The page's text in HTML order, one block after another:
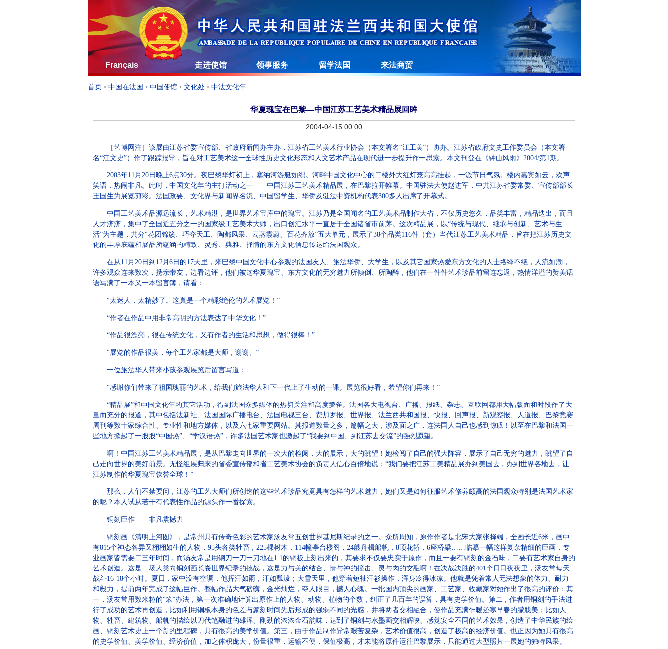
Français 走进使馆 领事服务 留学法国 来法商贸
首页 > 中国在法国 > 中国使馆> 文化处 > 中法文化年
华夏瑰宝在巴黎—中国江苏工艺美术精品展回眸
2004-04-15 00:00
［艺博网注］该展由江苏省委宣传部、省政府新闻办主办，江苏省工艺美术行业协会（本文署名“江工美”）协办。江苏省政府文史工作委员会（本文署
名“江文史”）作了跟踪报导，旨在对工艺美术这一全球性历史文化形态和人文艺术产品在现代进一步提升作一思索。本文刊登在《钟山风雨》2004/第1期。
2003年11月20日晚上6点30分。夜巴黎华灯初上，塞纳河游艇如织。河畔中国文化中心的二楼外大红灯笼高高挂起，一派节日气氛。楼内嘉宾如云，欢声
笑语，热闹非凡。此时，中国文化年的主打活动之一——中国江苏工艺美术精品展，在巴黎拉开帷幕。中国驻法大使赵进军，中共江苏省委常委、宣传部部长
王国生为展览剪彩。法国政要、文化界与新闻界名流、中国留学生、华侨及驻法中资机构代表300多人出席了开幕式。
中国工艺美术品源远流长，艺术精湛，是世界艺术宝库中的瑰宝。江苏乃是全国闻名的工艺美术品制作大省，不仅历史悠久，品类丰富，精品迭出，而且
人才济济，集中了全国近五分之一的国家级工艺美术大师，出口创汇水平一直居于全国诸省市前茅。这次精品展，以“传统与现代、继承与创新、艺术与生
活”为主题，共分“花团锦簇、巧夺天工、陶都风采、云蒸霞蔚、百花齐放”五大单元，展示了38个品类116件（套）当代江苏工艺美术精品，旨在把江苏历史文
化的丰厚底蕴和展品所蕴涵的精致、灵秀、典雅、抒情的东方文化信息传达给法国观众。
在从11月20日到12月6日的17天里，来巴黎中国文化中心参观的法国友人、旅法华侨、大学生，以及其它国家热爱东方文化的人士络绎不绝，人流如潮，
许多观众连来数次，携亲带友，边看边评，他们被这华夏瑰宝、东方文化的无穷魅力所倾倒、所陶醉，他们在一件件艺术珍品前留连忘返，热情洋溢的赞美话
语写满了一本又一本留言簿，请看：
“太迷人，太精妙了。这真是一个精彩绝伦的艺术展览！”
“作者在作品中用非常高明的方法表达了中华文化！”
“作品很漂亮，很在传统文化，又有作者的生活和思想，做得很棒！”
“展览的作品很美，每个工艺家都是大师，谢谢。”
一位旅法华人带来小孩参观展览后留言写道：
“感谢你们带来了祖国瑰丽的艺术，给我们旅法华人和下一代上了生动的一课。展览很好看，希望你们再来！”
“精品展”和中国文化年的其它活动，得到法国众多媒体的热切关注和高度赞雀。法国各大电视台、广播、报纸、杂志、互联网都用大幅版面和时段作了大
量而充分的报道，其中包括法新社、法国国际广播电台、法国电视三台、费加罗报、世界报、法兰西共和国报、快报、回声报、新观察报、人道报、巴黎竞赛
周刊等数十家综合性、专业性和地方媒体，以及六七家重要网站。其报道数量之多，篇幅之大，涉及面之广，连法国人自己也感到惊叹！以至在巴黎和法国一
些地方掀起了一股股“中国热”、“学汉语热”，许多法国艺术家也激起了“我要到中国、到江苏去交流”的强烈愿望。
啊！中国江苏工艺美术精品展，是从巴黎走向世界的一次大的检阅，大的展示，大的眺望！她检阅了自己的强大阵容，展示了自己无穷的魅力，眺望了自
己走向世界的美好前景。无怪组展归来的省委宣传部和省工艺美术协会的负责人信心百倍地说：“我们要把江苏工美精品展办到美国去，办到世界各地去，让
江苏制作的华夏瑰宝饮誉全球！”
那么，人们不禁要问，江苏的工艺大师们所创造的这些艺术珍品究竟具有怎样的艺术魅力，她们又是如何征服艺术修养颇高的法国观众特别是法国艺术家
的呢？本人试从若干有代表性作品的源头作一番探索。
铜刻巨作——非凡震撼力
铜刻画《清明上河图》，是常州具有传奇色彩的艺术家汤友常五创世界基尼斯纪录的之一。众所周知，原作作者是北宋大家张择端，全画长近6米，画中
有815个神态各异又栩栩如生的人物，95头各类牡畜，225棵树木，114幢亭台楼阁，24艘舟楫船帆，8顶花轿，6座桥梁……临摹一幅这样复杂精细的巨画，专
业画家皆需要二三年时间，而汤友常是用钢刀一刀一刀地在1:1的铜板上刻出来的，其要求不仅要忠实于原作，而且一要有铜刻的金石味，二要有艺术家自身的
艺术创造。这是一场人类向铜刻画长卷世界纪录的挑战，这是力与美的结合、情与神的撞击、灵与肉的交融啊！在决战决胜的401个日日夜夜里，汤友常每天
战斗16-18个小时。夏日，家中没有空调，他挥汗如雨，汗如瓢泼；大雪天里，他穿着短袖汗衫操作，浑身冷得冰凉。他就是凭着常人无法想象的体力、耐力
和毅力，提前两年完成了这幅巨作。整幅作品大气磅礴，金光灿烂，夺人眼目，撼人心魄。一批国内顶尖的画家、工艺家、收藏家对她作出了很高的评价：其
一，汤友常用数米粒的“笨”办法，第一次准确地计算出原作上的人物、动物、植物的个数，纠正了几百年的误算，具有史学价值。第二，作者用铜刻的手法进
行了成功的艺术再创造，比如利用铜板本身的色差与篆刻时间先后形成的强弱不同的光感，并将两者交相融合，使作品充满乍暖还寒早春的朦胧美；比如人
物、牲畜、建筑物、船帆的描绘以刀代笔融进的雄浑、刚劲的浓浓金石韵味，达到了铜刻与水墨画交相辉映、感觉安全不同的艺术效果，创造了中华民族的绘
画、铜刻艺术史上一个新的里程碑，具有很高的美学价值。第三，由于作品制作异常艰苦复杂，艺术价值很高，创造了极高的经济价值。也正因为她具有很高
的史学价值、美学价值、经济价值，加之体积庞大，份量很重，运输不便，保值极高，才未能将原件运往巴黎展示，只能通过大型照片一展她的独特风采。